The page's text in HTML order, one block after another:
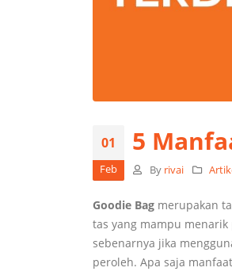
01
Feb
5
By rivai
Goodie Bag merupakan
tas yang mampu
sebenarnya jika
peroleh. Apa saja